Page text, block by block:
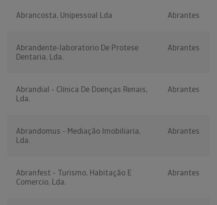
Abrancosta, Unipessoal Lda Abrantes
Abrandente-laboratorio De Protese
Dentaria, Lda.
Abrantes
Abrandial - Clínica De Doenças Renais,
Lda.
Abrantes
Abrandomus - Mediação Imobiliaria,
Lda.
Abrantes
Abranfest - Turismo, Habitação E
Comercio, Lda.
Abrantes